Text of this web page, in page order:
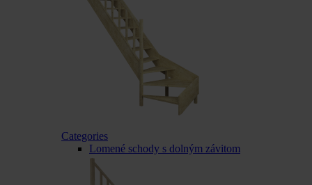
Categories
Lomené schody s dolným závitom